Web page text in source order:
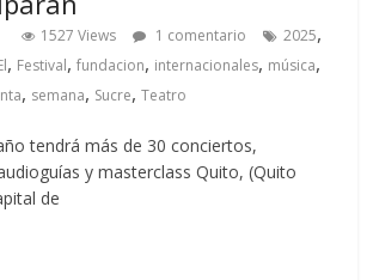
1527 Views 1 comentario 2025,
, Festival,fundacion, internacionales, música,
, semana, Sucre,Teatro
tendrá más de 30 conciertos,
y masterclass Quito, (Quito
de